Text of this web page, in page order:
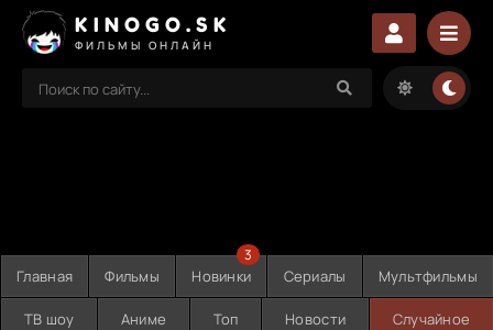
KINOGO.SK
ФИЛЬМЫ ОНЛАЙН
Главная Фильмы Новинки
3
Сериалы Мультфильмы
ТВ шоу Аниме Топ Новости Случайное